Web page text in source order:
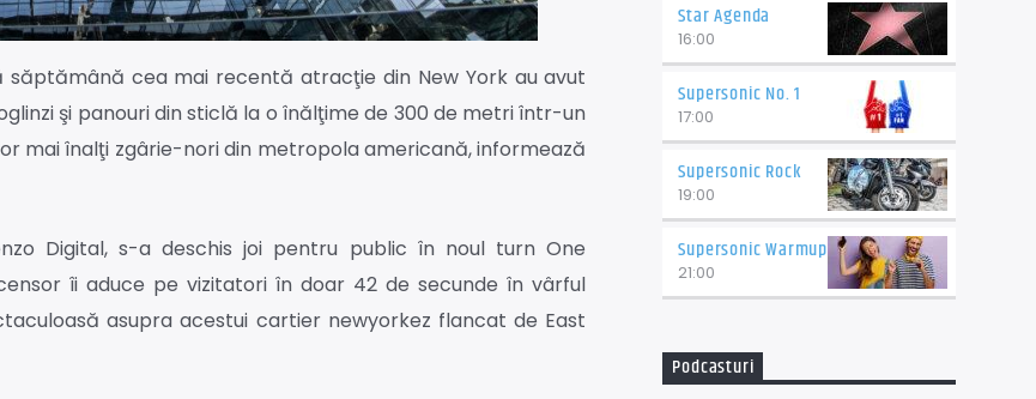
cea mai recentă atracţie din New York au avut
şi panouri din sticlă la o înălţime de 300 de metri într-un
mai înalţi zgârie-nori din metropola americană, informează
Digital, s-a deschis joi pentru public în noul turn One
îi aduce pe vizitatori în doar 42 de secunde în vârful
asupra acestui cartier newyorkez flancat de East
Star Agenda
16:00
Supersonic No. 1
17:00
Supersonic Rock
19:00
Supersonic Warmup
21:00
Podcasturi